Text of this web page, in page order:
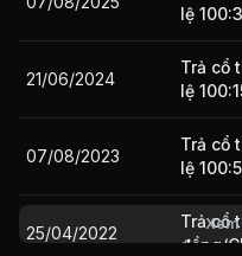
lệ
21/06/2024
Trả cổ
lệ
07/08/2023
Trả cổ
lệ
25/04/2022
Trả cổ
đồng/
Xem